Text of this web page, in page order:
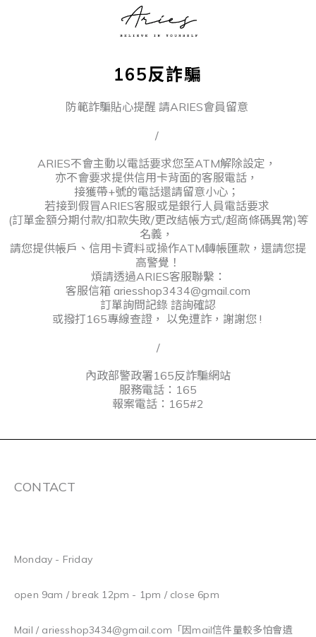
165反詐騙
防範詐騙貼心提醒 請ARIES會員留意
/
ARIES不會主動以電話要求您至ATM解除設定，
亦不會要求提供信用卡背面的客服電話，
接獲帶+號的電話還請留意小心；
若接到假冒ARIES客服或是銀行人員電話要求
(訂單金額分期付款/扣款失敗/更改結帳方式/超商條碼異常)等
名義，
請您提供帳戶、信用卡資料或操作ATM轉帳匯款，還請您提
高警覺！
煩請透過ARIES客服聯繫：
客服信箱 ariesshop3434@gmail.com
訂單詢問記錄 諮詢確認
或撥打165專線查證， 以免遭詐，謝謝您 !
/
內政部警政署165反詐騙網站
服務電話：165
報案電話：165#2
CONTACT
Monday - Friday
open 9am / break 12pm - 1pm / close 6pm
Mail / ariesshop3434@gmail.com 「因mail信件量較多怕會遺